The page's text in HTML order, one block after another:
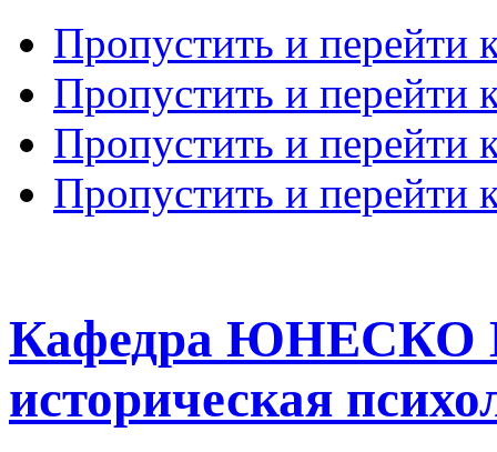
Пропустить и перейти
Пропустить и перейти
Пропустить и перейти
Пропустить и перейти
Кафедра ЮНЕСКО
историческая